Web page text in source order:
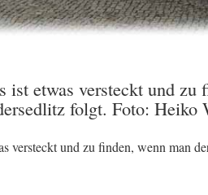
ist etwas versteckt und
folgt. Foto: Heiko
versteckt und zu finden, wenn man